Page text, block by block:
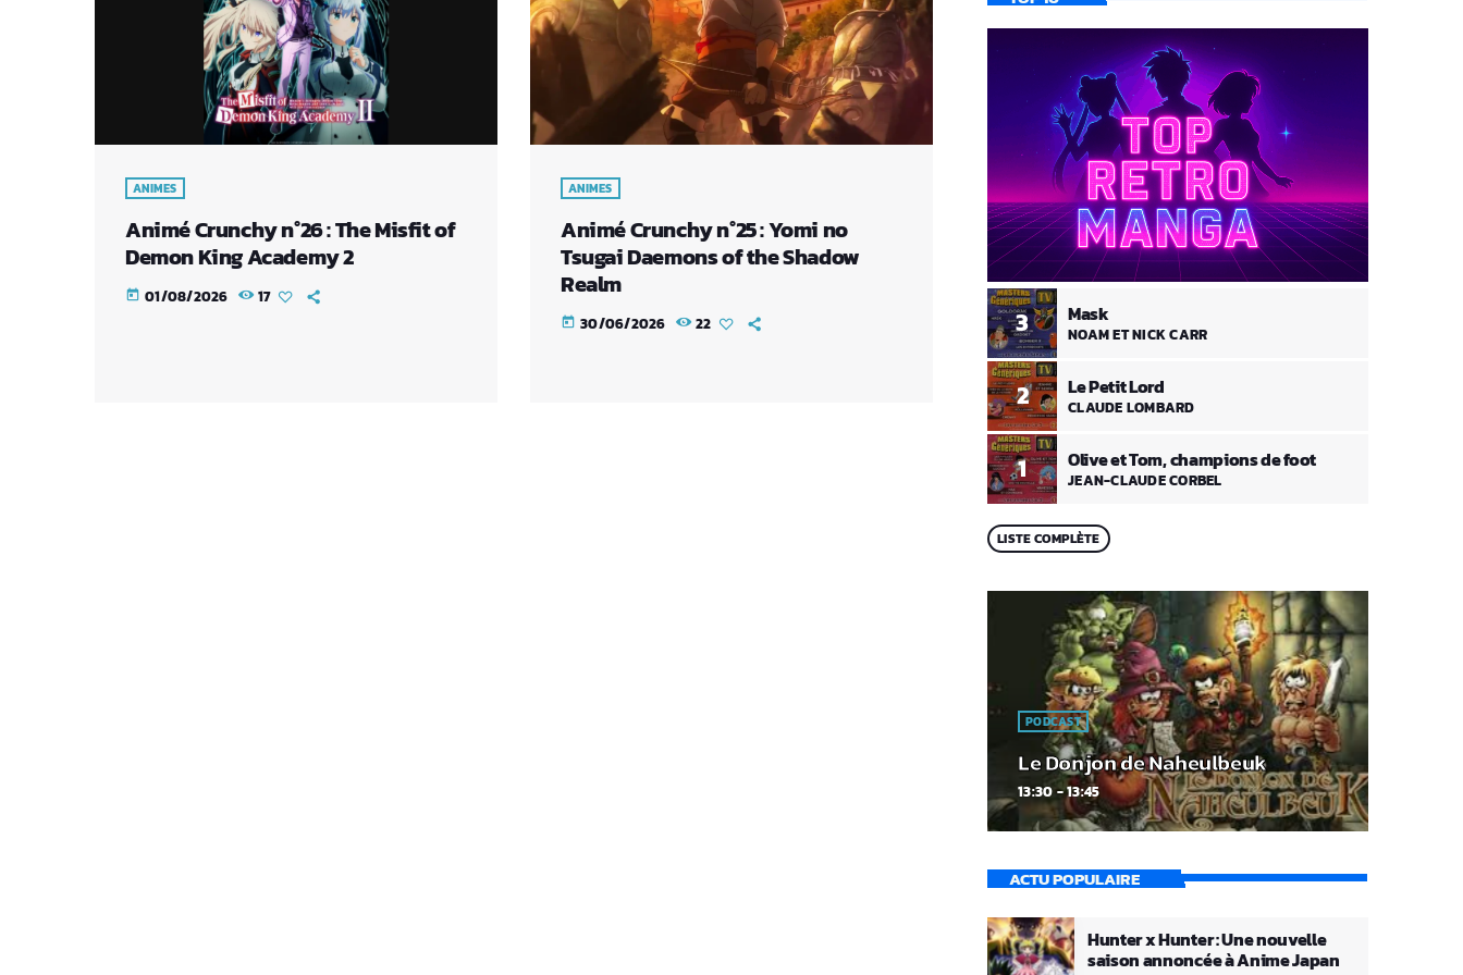
ANIMES
Animé Crunchy n°26 : The Misfit of
Demon King Academy 2
today 01/08/2026 17
ANIMES
Animé Crunchy n°25 : Yomi no
Tsugai Daemons of the Shadow
Realm
today 30/06/2026 22
1 Olive et Tom, champions de foot
JEAN-CLAUDE CORBEL
2 Le Petit Lord
CLAUDE LOMBARD
3 Mask
NOAM ET NICK CARR
LISTE COMPLÈTE
PODCAST
Le Donjon de Naheulbeuk
13:30 - 13:45
ACTU POPULAIRE
Hunter x Hunter : Une nouvelle
saison annoncée à Anime Japan